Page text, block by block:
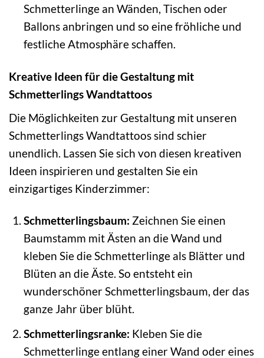
Schmetterlinge an Wänden, Tischen oder
Ballons anbringen und so eine fröhliche und
festliche Atmosphäre schaffen.
Kreative Ideen für die Gestaltung mit
Schmetterlings Wandtattoos
Die Möglichkeiten zur Gestaltung mit unseren
Schmetterlings Wandtattoos sind schier
unendlich. Lassen Sie sich von diesen kreativen
Ideen inspirieren und gestalten Sie ein
einzigartiges Kinderzimmer:
Schmetterlingsbaum: Zeichnen Sie einen
Baumstamm mit Ästen an die Wand und
kleben Sie die Schmetterlinge als Blätter und
Blüten an die Äste. So entsteht ein
wunderschöner Schmetterlingsbaum, der das
ganze Jahr über blüht.
Schmetterlingsranke: Kleben Sie die
Schmetterlinge entlang einer Wand oder eines